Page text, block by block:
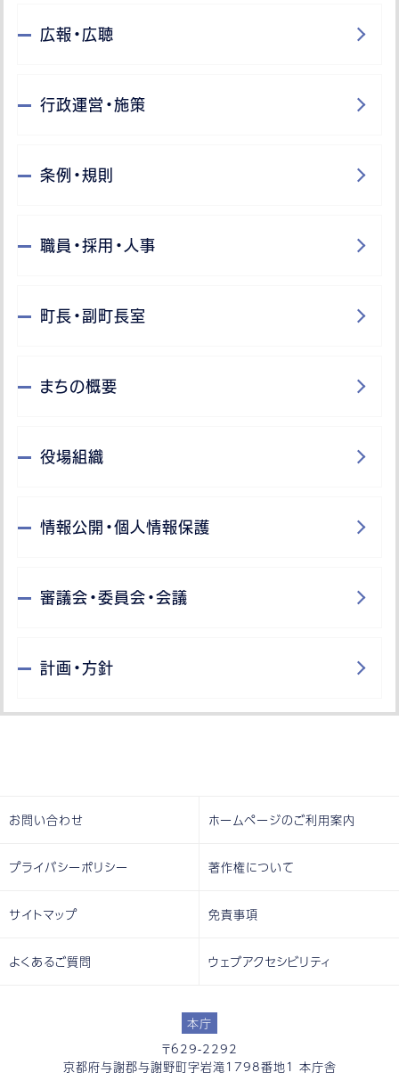
広報・広聴
行政運営・施策
条例・規則
職員・採用・人事
町長・副町長室
まちの概要
役場組織
情報公開・個人情報保護
審議会・委員会・会議
計画・方針
本庁
〒629-2292
京都府与謝郡与謝野町字岩滝1798番地1 本庁舎
お問い合わせ ホームページのご利用案内
プライバシーポリシー 著作権について
サイトマップ 免責事項
よくあるご質問 ウェブアクセシビリティ